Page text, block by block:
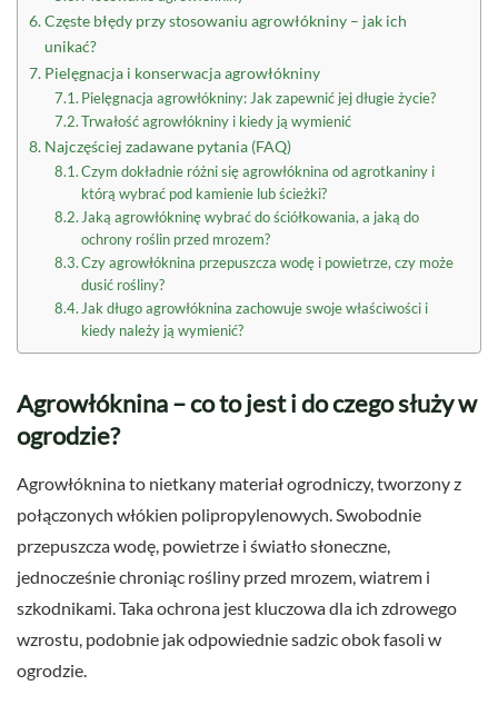
Częste błędy przy stosowaniu agrowłókniny – jak ich
unikać?
Pielęgnacja i konserwacja agrowłókniny
Pielęgnacja agrowłókniny: Jak zapewnić jej długie życie?
Trwałość agrowłókniny i kiedy ją wymienić
Najczęściej zadawane pytania (FAQ)
Czym dokładnie różni się agrowłóknina od agrotkaniny i
którą wybrać pod kamienie lub ścieżki?
Jaką agrowłókninę wybrać do ściółkowania, a jaką do
ochrony roślin przed mrozem?
Czy agrowłóknina przepuszcza wodę i powietrze, czy może
dusić rośliny?
Jak długo agrowłóknina zachowuje swoje właściwości i
kiedy należy ją wymienić?
Agrowłóknina – co to jest i do czego służy w
ogrodzie?
Agrowłóknina to nietkany materiał ogrodniczy, tworzony z
połączonych włókien polipropylenowych. Swobodnie
przepuszcza wodę, powietrze i światło słoneczne,
jednocześnie chroniąc rośliny przed mrozem, wiatrem i
szkodnikami. Taka ochrona jest kluczowa dla ich zdrowego
wzrostu, podobnie jak odpowiednie sadzic obok fasoli w
ogrodzie.